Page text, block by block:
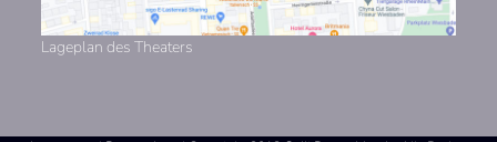
Lageplan des Theaters